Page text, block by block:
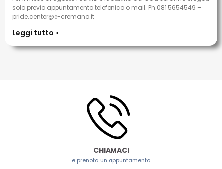
solo previo appuntamento telefonico o mail. Ph.081.5654549 –
pride.center@e-cremano.it
Leggi tutto »
CHIAMACI
e prenota un appuntamento